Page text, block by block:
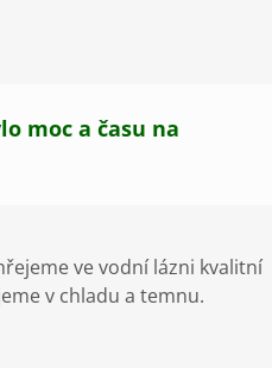
moc a času na
ve vodní lázni kvalitní
v chladu a temnu.